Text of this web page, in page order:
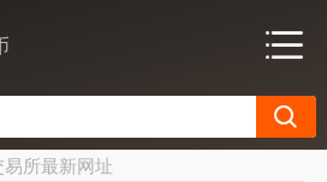
所最新网址